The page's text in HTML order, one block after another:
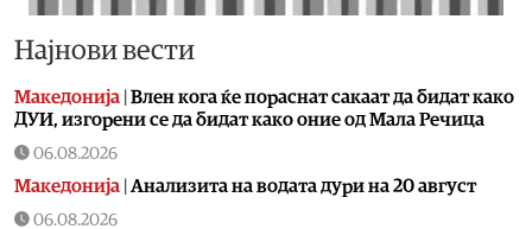
Најнови вести
Македонија Влен кога ќе пораснат сакаат да бидат како
ДУИ, изгорени се да бидат како оние од Мала Речица
06.08.2026
Македонија Aнализита на водата дури на 20 август
06.08.2026